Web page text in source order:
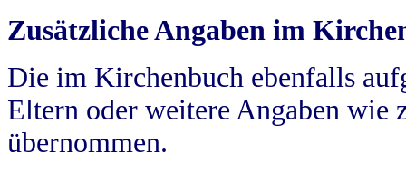
Zusätzliche Angaben im
Die im Kirchenbuch ebenfalls
Eltern oder weitere Angaben wie
übernommen.